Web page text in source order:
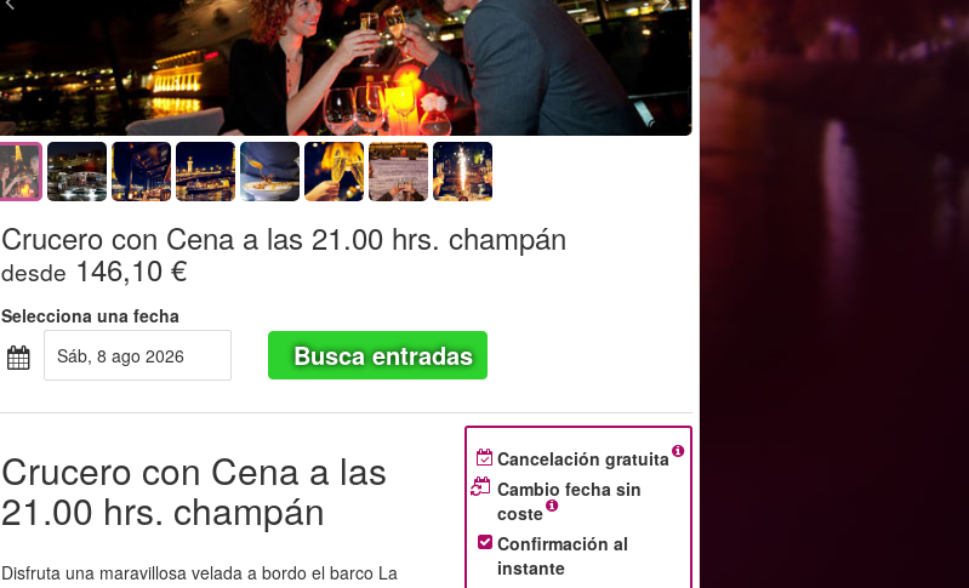
Crucero con Cena a las 21.00 hrs. champán
desde 146,10 €
Selecciona una fecha
sáb, 8 ago 2026
Busca entradas
Crucero con Cena a las
21.00 hrs. champán
Disfruta una maravillosa velada a bordo el barco La
Cancelación gratuita
Cambio fecha sin
coste
Confirmación al
instante